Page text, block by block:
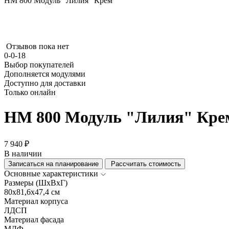
Отзывов пока нет
0-0-18
Выбор покупателей
Дополняется модулями
Доступно для доставки
Только онлайн
НМ 800 Модуль "Лилия"
7 940 ₽
В наличии
Записаться на планирование Рассчитать стоимость
Основные характеристики
Размеры (ШхВхГ)
80x81,6x47,4 см
Материал корпуса
ЛДСП
Материал фасада